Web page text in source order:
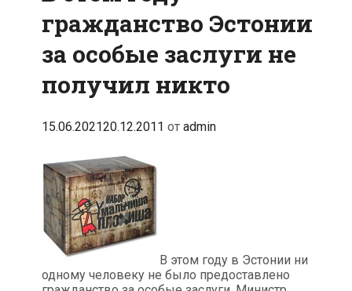
гражданство Эстонии
за особые заслуги не
получил никто
15.06.202120.12.2011 от admin
В этом году в Эстонии ни
одному человеку не было предоставлено